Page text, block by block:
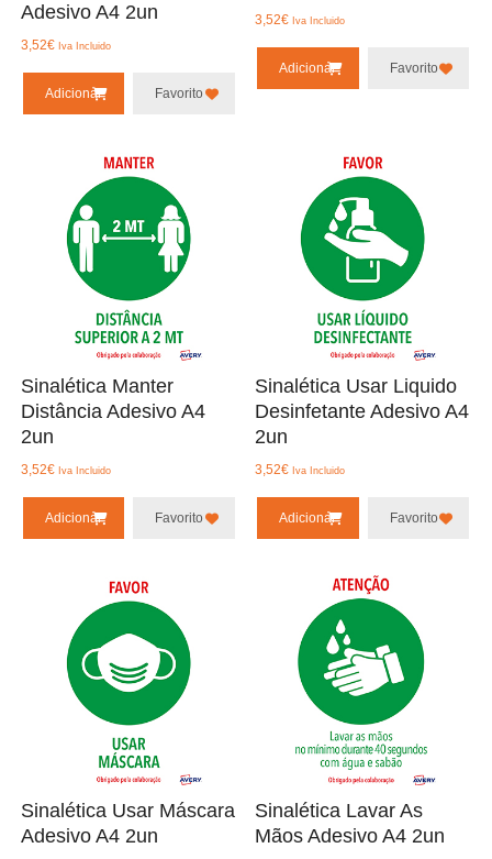
Adesivo A4 2un
3,52€ Iva Incluido
Adicionar Favorito
3,52€ Iva Incluido
Adicionar Favorito
Sinalética Manter
Distância Adesivo A4
2un
3,52€ Iva Incluido
Adicionar Favorito
Sinalética Usar Liquido
Desinfetante Adesivo A4
2un
3,52€ Iva Incluido
Adicionar Favorito
Sinalética Usar Máscara
Adesivo A4 2un
Sinalética Lavar As
Mãos Adesivo A4 2un